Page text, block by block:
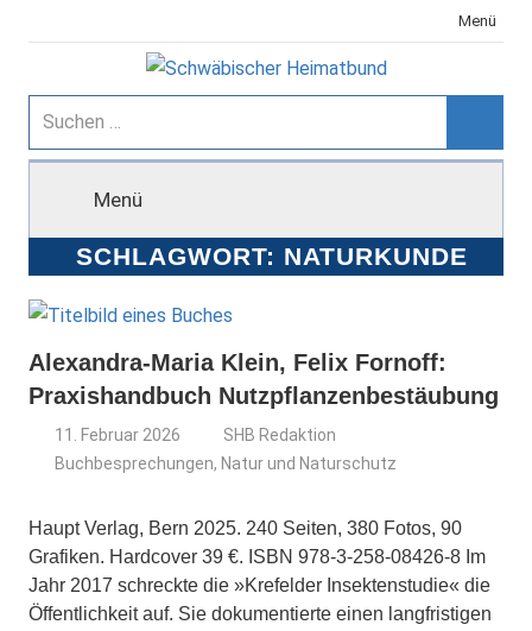
Inhalt
Menü
Schwäbischer
Heimatbund
Suchen
nach:
Menü
SCHLAGWORT: NATURKUNDE
Alexandra-Maria Klein, Felix Fornoff:
Praxishandbuch Nutzpflanzenbestäubung
11. Februar 2026
SHB Redaktion
Buchbesprechungen, Natur und Naturschutz
Haupt Verlag, Bern 2025. 240 Seiten, 380 Fotos, 90
Grafiken. Hardcover 39 €. ISBN 978-3-258-08426-8 Im
Jahr 2017 schreckte die »Krefelder Insektenstudie« die
Öffentlichkeit auf. Sie dokumentierte einen langfristigen